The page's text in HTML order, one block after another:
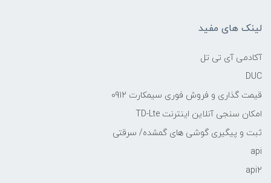
لینک های مفید
آکادمی آی تی تل
DUC
قیمت گذاری و فروش فوری سیمکارت 0912
امکان سنجی آنلاین اینترنت TD-Lte
ثبت و پیگیری گوشی های گمشده/ سرقتی
api
api2